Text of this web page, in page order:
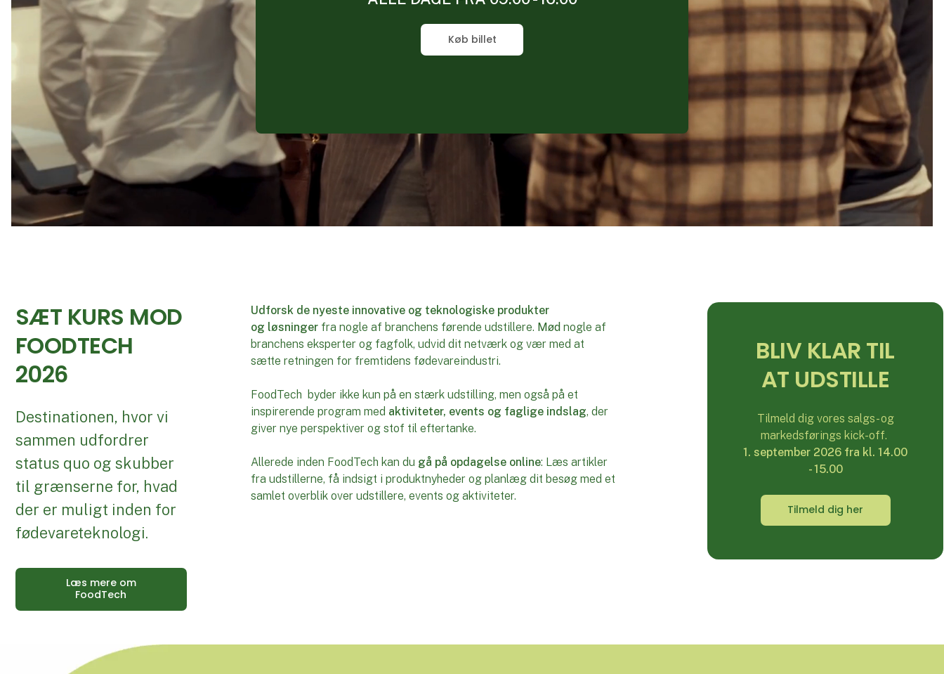
Køb billet
SÆT KURS MOD
FOODTECH
2026
Destinationen, hvor vi
sammen udfordrer
status quo og skubber
til grænserne for, hvad
der er muligt inden for
fødevareteknologi.
Læs mere om
FoodTech
Udforsk de nyeste innovative og teknologiske produkter
og løsninger fra nogle af branchens førende udstillere. Mød nogle af
branchens eksperter og fagfolk, udvid dit netværk og vær med at
sætte retningen for fremtidens fødevareindustri.
FoodTech byder ikke kun på en stærk udstilling, men også på et
inspirerende program med aktiviteter, events og faglige indslag, der
giver nye perspektiver og stof til eftertanke.
Allerede inden FoodTech kan du gå på opdagelse online: Læs artikler
fra udstillerne, få indsigt i produktnyheder og planlæg dit besøg med et
samlet overblik over udstillere, events og aktiviteter.
BLIV KLAR TIL
AT UDSTILLE
Tilmeld dig vores salgs- og
markedsførings kick-off.
1. september 2026 fra kl. 14.00
- 15.00
Tilmeld dig her